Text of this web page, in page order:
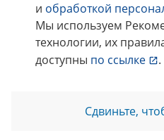
и обработкой
Мы используем
технологии, их
доступны по ссылке .
Сдвиньте,
Интернет-магазин
Услуги
Мероприятия